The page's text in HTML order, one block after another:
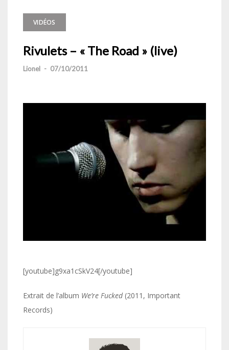
VIDÉOS
Rivulets – « The Road » (live)
Lionel - 07/10/2011
[youtube]g9xa1cSkV24[/youtube]
Extrait de l’album We’re Fucked(2011, Important
Records)